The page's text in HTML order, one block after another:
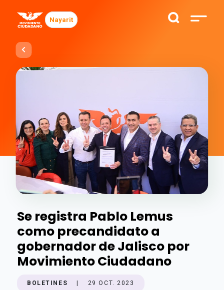
Nayarit
Se registra Pablo Lemus
como precandidato a
gobernador de Jalisco por
Movimiento Ciudadano
BOLETINES 29 OCT. 2023